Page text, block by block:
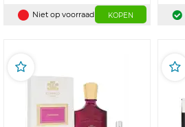
Niet op voorraad KOPEN